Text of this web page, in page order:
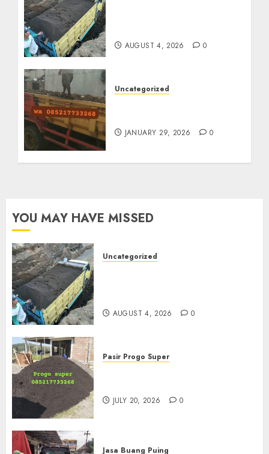
AUGUST 4, 2026 0
Uncategorized
JANUARY 29, 2026 0
YOU MAY HAVE MISSED
Uncategorized
AUGUST 4, 2026 0
Pasir Progo Super
JULY 20, 2026 0
Jasa Buang Puing